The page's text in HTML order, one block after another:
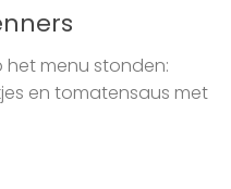
het menu stonden:
en tomatensaus met